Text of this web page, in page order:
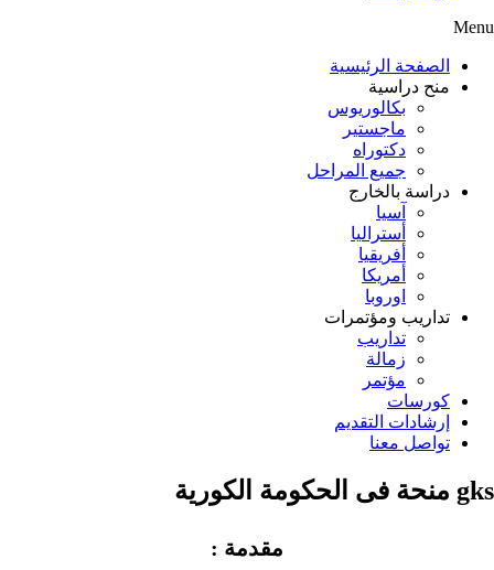
Menu
الصفحة الرئيسية
منح دراسية
بكالوريوس
ماجستير
دكتوراه
جميع المراحل
دراسة بالخارج
آسيا
أستراليا
أفريقيا
أمريكا
اوروبا
تداريب ومؤتمرات
تداريب
زمالة
مؤتمر
كورسات
إرشادات التقديم
تواصل معنا
gks منحة فى الحكومة الكورية
مقدمة :